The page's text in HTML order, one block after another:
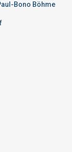
Bono Böhme